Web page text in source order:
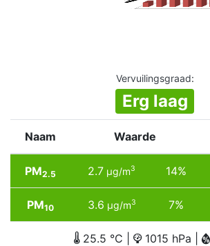
Vervuilingsgraad:
Erg laag
Naam Waarde
PM2.5 2.7 µg/m3 14%
PM10 3.6 µg/m3 7%
25.5 °C | 1015 hPa |